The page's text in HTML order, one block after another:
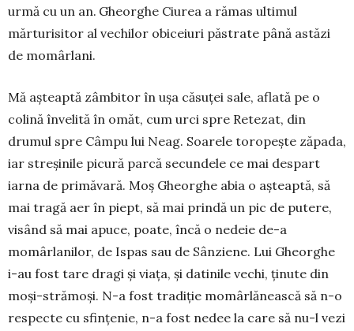
urmă cu un an. Gheorghe Ciurea a rămas ulti­mul
mărturisitor al ve­chilor obi­ceiuri păstrate până astăzi
de momârlani.
Mă așteaptă zâmbitor în ușa căsuței sale, aflată pe o
colină învelită în omăt, cum urci spre Retezat, din
drumul spre Câm­pu lui Neag. Soarele toropește zăpada,
iar streșinile picură par­că secundele ce mai despart
iarna de primăvară. Moș Gheor­ghe abia o așteaptă, să
mai tragă aer în piept, să mai prindă un pic de putere,
visând să mai apuce, poate, încă o nedeie de-a
momârlanilor, de Ispas sau de Sânziene. Lui Gheorghe
i-au fost tare dragi și viața, și datinile vechi, ținute din
moși-strămoși. N-a fost tradiție momârlănească să n-o
respecte cu sfințenie, n-a fost nedee la care să nu-l vezi